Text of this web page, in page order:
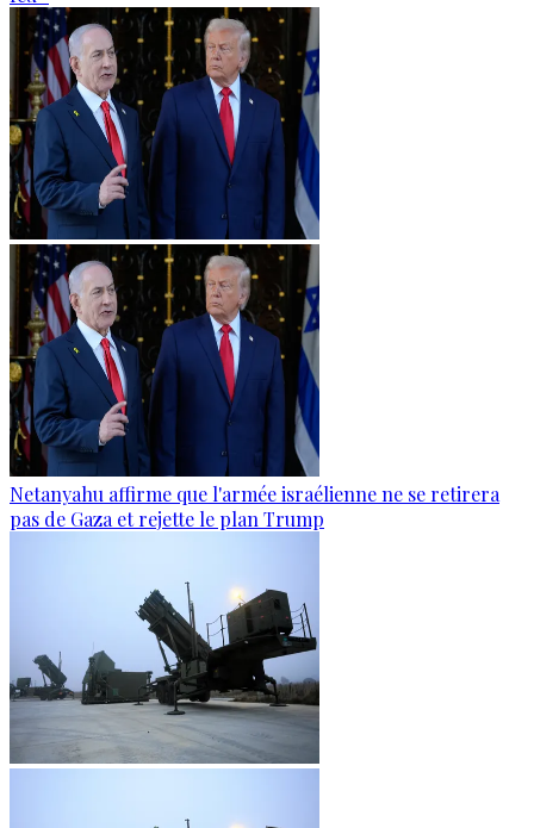
Netanyahu affirme que l'armée israélienne ne se retirera
pas de Gaza et rejette le plan Trump